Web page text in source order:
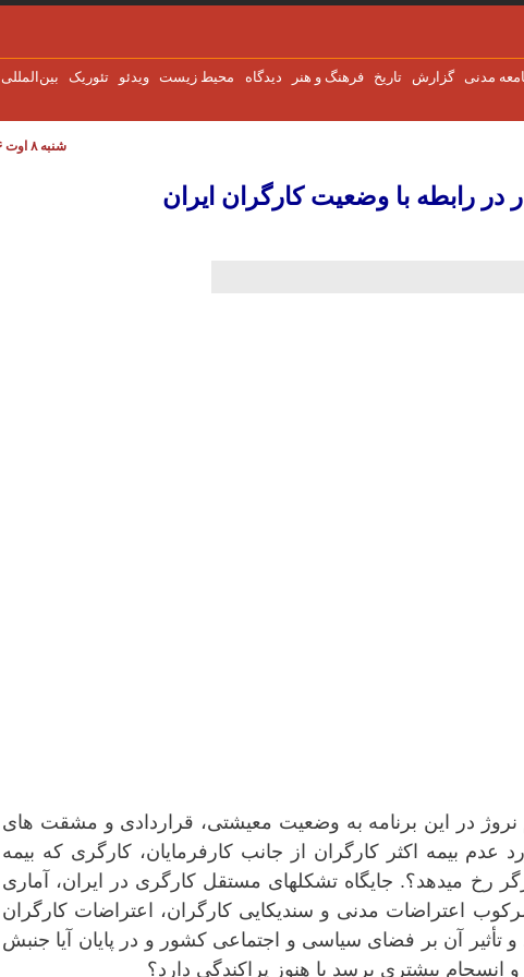
مدنی گزارش تاریخ فرهنگ و هنر دیدگاه محیط زیست ویدئو تئوریک بین‌المللی
شنبه ۸ اوت ۲۰۲۶
در رابطه با وضعیت کارگران ایران
در این برنامە بە وضعیت معیشتی، قراردادی و مشقت های
عدم بیمە اکثر کارگران از جانب کارفرمایان، کارگری کە بیمە
رخ میدهد؟. جایگاه تشکلهای مستقل کارگری در ایران، آماری
اعتراضات مدنی و سندیکایی کارگران، اعتراضات کارگران
و تأثیر آن بر فضای سیاسی و اجتماعی کشور و در پایان آیا جنبش
انسجام بیشتری برسد یا هنوز پراکندگی دارد؟